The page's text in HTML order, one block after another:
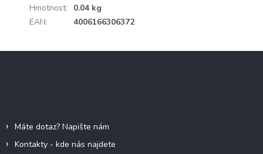
Hmotnost:
0.04 kg
EAN: 4006166306372
Máte dotaz? Napište nám
Kontakty - kde nás najdete